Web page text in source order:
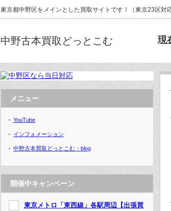
東京都中野区をメインとした買取サイトです！（東京23区
中野古本買取どっとこむ 現
メニュー
YouTube
インフォメーション
中野古本買取どっとこむ・blog
開催中キャンペーン
東京メトロ「東西線」各駅周辺【出張買